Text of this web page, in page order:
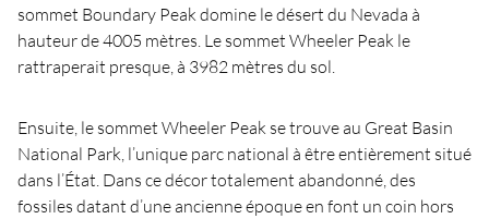
sommet Boundary Peak domine le désert du Nevada à
hauteur de 4005 mètres. Le sommet Wheeler Peak le
rattraperait presque, à 3982 mètres du sol.
Ensuite, le sommet Wheeler Peak se trouve au Great Basin
National Park, l’unique parc national à être entièrement situé
dans l’État. Dans ce décor totalement abandonné, des
fossiles datant d’une ancienne époque en font un coin hors